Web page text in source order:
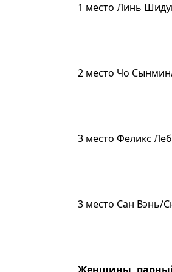
1 место Линь
2 место Чо
3 место Феликс
3 место Сан Вэнь/